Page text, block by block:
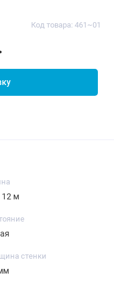
Код товара: 461~01
12 м
стенки